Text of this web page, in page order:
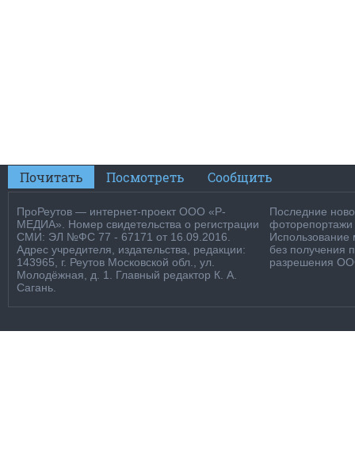
Почитать Посмотреть Сообщить
ПроРеутов — интернет-проект ООО «Р-
МЕДИА». Номер свидетельства о регистрации
СМИ: ЭЛ №ФС 77 - 67171 от 16.09.2016.
Адрес учредителя, издательства, редакции:
143965, г. Реутов Московской обл., ул.
Молодёжная, д. 1. Главный редактор К. А.
Сагань.
Последние
фоторепортажи
Использование
без получения
разрешения